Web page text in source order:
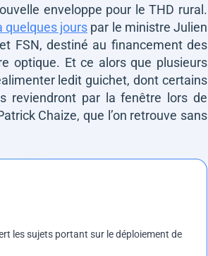
enveloppe pour le THD rural.
quelques jours par le ministre Julien
FSN, destiné au financement des
optique. Et ce alors que plusieurs
ledit guichet, dont certains
reviendront par la fenêtre lors de
Chaize, que l’on retrouve sans
les sujets portant sur le déploiement de